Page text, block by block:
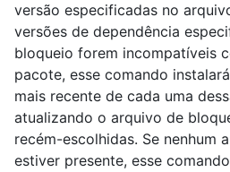
versão especificadas no
versões de dependência
bloqueio forem incompatíveis
pacote, esse comando
mais recente de cada uma
atualizando o arquivo de
recém-escolhidas. Se nenhum
estiver presente, esse